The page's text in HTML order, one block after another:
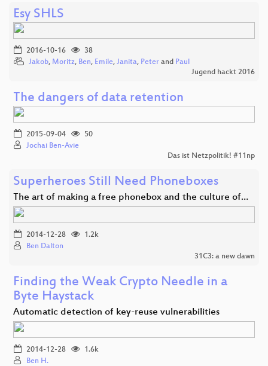
Esy SHLS
2016-10-16
38
Jakob, Moritz, Ben, Emile, Janita, Peter and Paul
Jugend hackt 2016
The dangers of data retention
2015-09-04
50
Jochai Ben-Avie
Das ist Netzpolitik! #11np
Superheroes Still Need Phoneboxes
The art of making a free phonebox and the culture of…
2014-12-28
1.2k
Ben Dalton
31C3: a new dawn
Finding the Weak Crypto Needle in a
Byte Haystack
Automatic detection of key-reuse vulnerabilities
2014-12-28
1.6k
Ben H.